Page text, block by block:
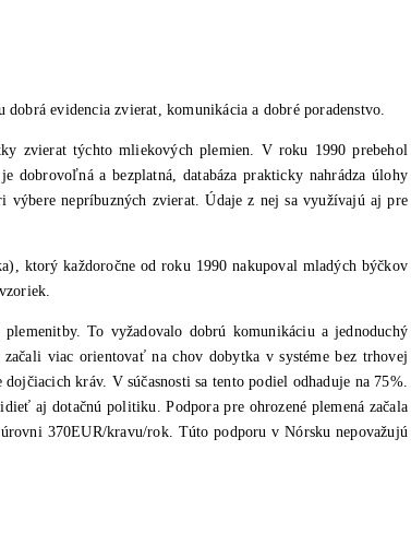
evidencia zvierat, komunikácia a dobré poradenstvo.
zvierat týchto mliekových plemien. V roku 1990 prebehol
dobrovoľná a bezplatná, databáza prakticky nahrádza úlohy
výbere nepríbuzných zvierat. Údaje z nej sa využívajú aj pre
ktorý každoročne od roku 1990 nakupoval mladých býčkov
To vyžadovalo dobrú komunikáciu a jednoduchý
viac orientovať na chov dobytka v systéme bez trhovej
kráv. V súčasnosti sa tento podiel odhaduje na 75%.
aj dotačnú politiku. Podpora pre ohrozené plemená začala
370EUR/kravu/rok. Túto podporu v Nórsku nepovažujú